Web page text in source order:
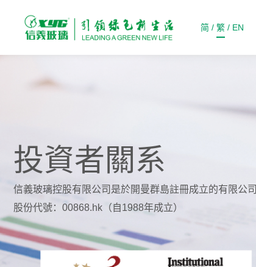
简 /繁 / EN
投資者關系
信義玻璃控股有限公司是於開曼群島註冊成立的有限公司
股份代號：00868.hk（自1988年成立）